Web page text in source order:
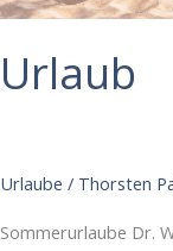
Urlaub
Urlaube / Thorsten
Sommerurlaube Dr.